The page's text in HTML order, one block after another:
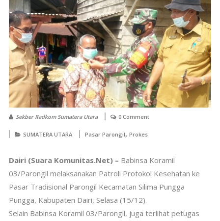
Sekber Radkom Sumatera Utara 0 Comment
SUMATERA UTARA Pasar Parongil, Prokes
Dairi (Suara Komunitas.Net) – Babinsa Koramil
03/Parongil melaksanakan Patroli Protokol Kesehatan ke
Pasar Tradisional Parongil Kecamatan Silima Pungga
Pungga, Kabupaten Dairi, Selasa (15/12).
Selain Babinsa Koramil 03/Parongil, juga terlihat petugas